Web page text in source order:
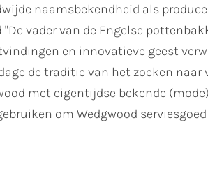
naamsbekendheid als
vader van de Engelse
en innovatieve geest
de traditie van het zoeken
met eigentijdse bekende
om Wedgwood